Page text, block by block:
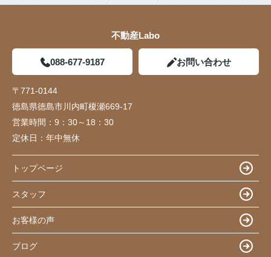
不動産Labo
088-677-9187 お問い合わせ
〒771-0144
徳島県徳島市川内町榎瀬669-17
営業時間： 9：30～18：30
定休日： 年中無休
トップページ
スタッフ
お客様の声
ブログ